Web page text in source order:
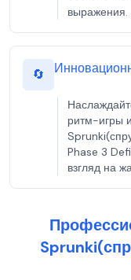
выражения.
🔄
ритм-игры
Phase 3
взгляд на